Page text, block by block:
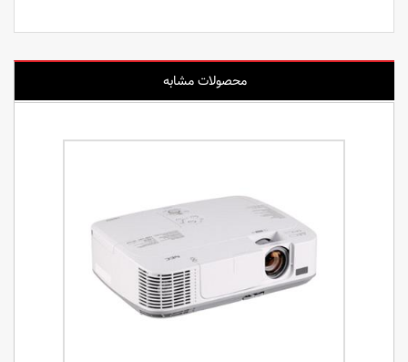
محصولات مشابه